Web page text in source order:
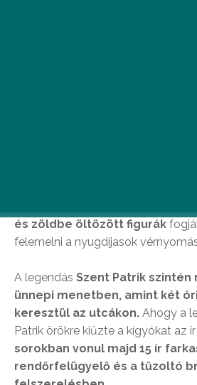
és zöldbe öltözött figurák
felemelni a nyugdíjasok
A legendás Szent Patrik szintén
ünnepi menetben, amint két
keresztül az utcákon. Ahogy a
Patrik örökre kiűzte a kígyókat az
sorokban vonul majd 15 ír
rendőrfelügyelő és a tűzoltó